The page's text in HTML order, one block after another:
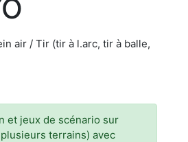
air / Tir (tir à l.arc, tir à balle,
et jeux de scénario sur
terrains) avec